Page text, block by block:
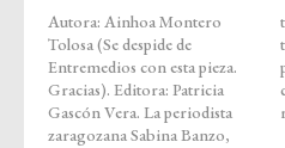
Autora: Ainhoa Montero
Tolosa (Se despide de
Entremedios con esta pieza.
Gracias). Editora: Patricia
Gascón Vera. La periodista
zaragozana Sabina Banzo,
tras años como reportera de
televisión y locutora de spots
para grandes marcas,
comenzó su andadura en